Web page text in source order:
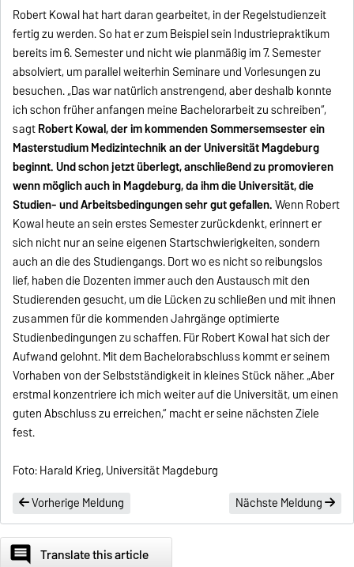
Robert Kowal hat hart daran gearbeitet, in der Regelstudienzeit
fertig zu werden. So hat er zum Beispiel sein Industriepraktikum
bereits im 6. Semester und nicht wie planmäßig im 7. Semester
absolviert, um parallel weiterhin Seminare und Vorlesungen zu
besuchen. „Das war natürlich anstrengend, aber deshalb konnte
ich schon früher anfangen meine Bachelorarbeit zu schreiben“,
sagtRobert Kowal, der im kommenden Sommersemsester ein
Masterstudium Medizintechnik an der Universität Magdeburg
beginnt. Und schon jetzt überlegt, anschließend zu promovieren
wenn möglich auch in Magdeburg, da ihm die Universität, die
Studien- und Arbeitsbedingungen sehr gut gefallen.Wenn Robert
Kowal heute an sein erstes Semester zurückdenkt, erinnert er
sich nicht nur an seine eigenen Startschwierigkeiten, sondern
auch an die des Studiengangs. Dort wo es nicht so reibungslos
lief, haben die Dozenten immer auch den Austausch mit den
Studierenden gesucht, um die Lücken zu schließen und mit ihnen
zusammen für die kommenden Jahrgänge optimierte
Studienbedingungen zu schaffen. Für Robert Kowal hat sich der
Aufwand gelohnt. Mit dem Bachelorabschluss kommt er seinem
Vorhaben von der Selbstständigkeit in kleines Stück näher. „Aber
erstmal konzentriere ich mich weiter auf die Universität, um einen
guten Abschluss zu erreichen,“ macht er seine nächsten Ziele
fest.
Foto: Harald Krieg, Universität Magdeburg
Vorherige Meldung
Nächste Meldung
comment Translate this article